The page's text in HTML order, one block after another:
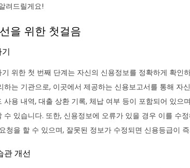
려드릴게요!
을 위한 첫걸음
위한 첫 번째 단계는 자신의 신용정보를 정확하게 확인
하는 기관으로, 이곳에서 제공하는 신용보고서를 통해 자
사용 내역, 대출 상환 기록, 체납 여부 등이 포함되어 있으
수 있습니다. 또한, 신용정보에 오류가 있을 경우 이를 수
청을 할 수 있으며, 잘못된 정보가 수정되면 신용등급이
관 개선